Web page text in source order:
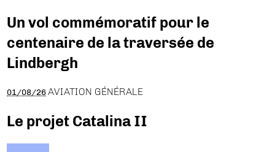
Un vol commémoratif pour le
centenaire de la traversée de
Lindbergh
01/08/26 AVIATION GÉNÉRALE
Le projet Catalina II